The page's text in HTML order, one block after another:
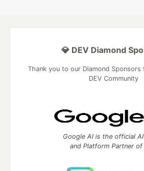
💎 DEV Diamond
Thank you to our Diamond
DEV Community
Google AI is the official
and Platform Partner of